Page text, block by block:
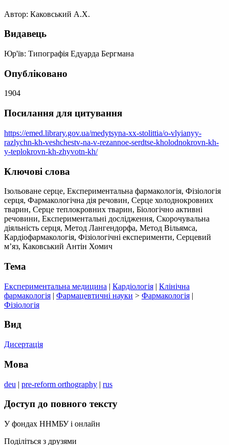
Автор: Каковський А.Х.
Видавець
Юр'їв: Типографія Едуарда Бергмана
Опубліковано
1904
Посилання для цитування
https://emed.library.gov.ua/medytsyna-xx-stolittia/o-vlyianyy-
razlychn-kh-veshchestv-na-v-rezannoe-serdtse-kholodnokrovn-kh-
y-teplokrovn-kh-zhyvotn-kh/
Ключові слова
Ізольоване серце, Експериментальна фармакологія, Фізіологія
серця, Фармакологічна дія речовин, Серце холоднокровних
тварин, Серце теплокровних тварин, Біологічно активні
речовини, Експериментальні дослідження, Скорочувальна
діяльність серця, Метод Лангендорфа, Метод Вільямса,
Кардіофармакологія, Фізіологічні експерименти, Серцевий
м’яз, Каковський Антін Хомич
Тема
Експериментальна медицина | Кардіологія | Клінічна
фармакологія | Фармацевтичні науки > Фармакологія |
Фізіологія
Вид
Дисертація
Мова
deu | pre-reform orthography | rus
Доступ до повного тексту
У фондах ННМБУ і онлайн
Поділіться з друзями